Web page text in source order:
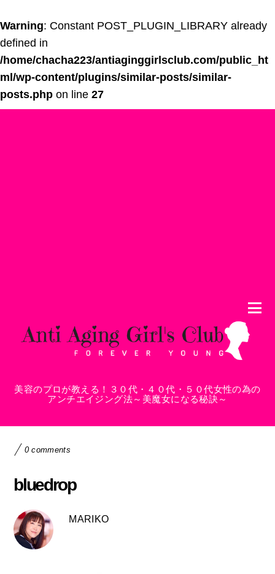
Warning: Constant POST_PLUGIN_LIBRARY already
defined in
/home/chacha223/antiaginggirlsclub.com/public_ht
ml/wp-content/plugins/similar-posts/similar-
posts.php on line 27
美容のプロが教える！３０代・４０代・５０代女性の為の
アンチエイジング法～美魔女になる秘訣～
0 comments
bluedrop
MARIKO